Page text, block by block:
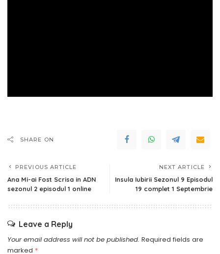
SHARE ON
PREVIOUS ARTICLE
Ana Mi-ai Fost Scrisa in ADN
sezonul 2 episodul 1 online
NEXT ARTICLE
Insula Iubirii Sezonul 9 Episodul
19 complet 1 Septembrie
Leave a Reply
Your email address will not be published. Required fields are
marked *